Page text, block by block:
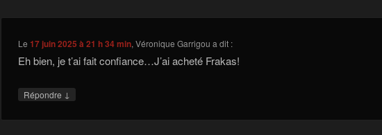
Le17 juin 2025 à 21 h 34 min,Véronique Garrigou a dit :
Eh bien, je t’ai fait confiance…J’ai acheté Frakas!
Répondre ↓